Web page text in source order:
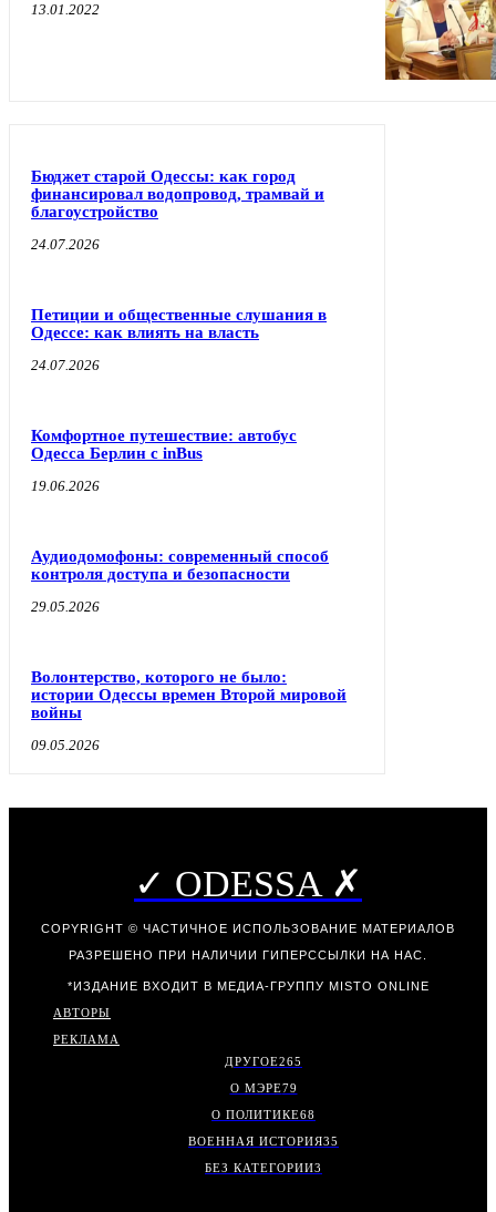
13.01.2022
Бюджет старой Одессы: как город
финансировал водопровод, трамвай и
благоустройство
24.07.2026
Петиции и общественные слушания в
Одессе: как влиять на власть
24.07.2026
Комфортное путешествие: автобус
Одесса Берлин с inBus
19.06.2026
Аудиодомофоны: современный способ
контроля доступа и безопасности
29.05.2026
Волонтерство, которого не было:
истории Одессы времен Второй мировой
войны
09.05.2026
✓ ODESSA ✗
COPYRIGHT © ЧАСТИЧНОЕ ИСПОЛЬЗОВАНИЕ МАТЕРИАЛОВ
РАЗРЕШЕНО ПРИ НАЛИЧИИ ГИПЕРССЫЛКИ НА НАС.
*ИЗДАНИЕ ВХОДИТ В МЕДИА-ГРУППУ MISTO ONLINE
АВТОРЫ
РЕКЛАМА
ДРУГОЕ265
О МЭРЕ79
О ПОЛИТИКЕ68
ВОЕННАЯ ИСТОРИЯ35
БЕЗ КАТЕГОРИИ3